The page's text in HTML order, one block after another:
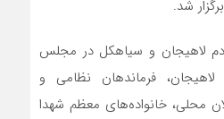
شد.
لاهیجان و سیاهکل در مجلس
لاهیجان، فرماندهان نظامی و
محلی، خانواده‌های معظم شهدا